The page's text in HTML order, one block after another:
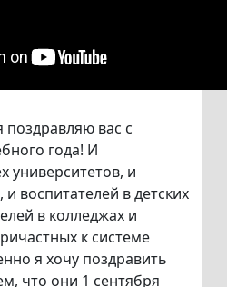
поздравляю вас с
года! И
университетов, и
воспитателей в детских
в колледжах и
к системе
я хочу поздравить
что они 1 сентября